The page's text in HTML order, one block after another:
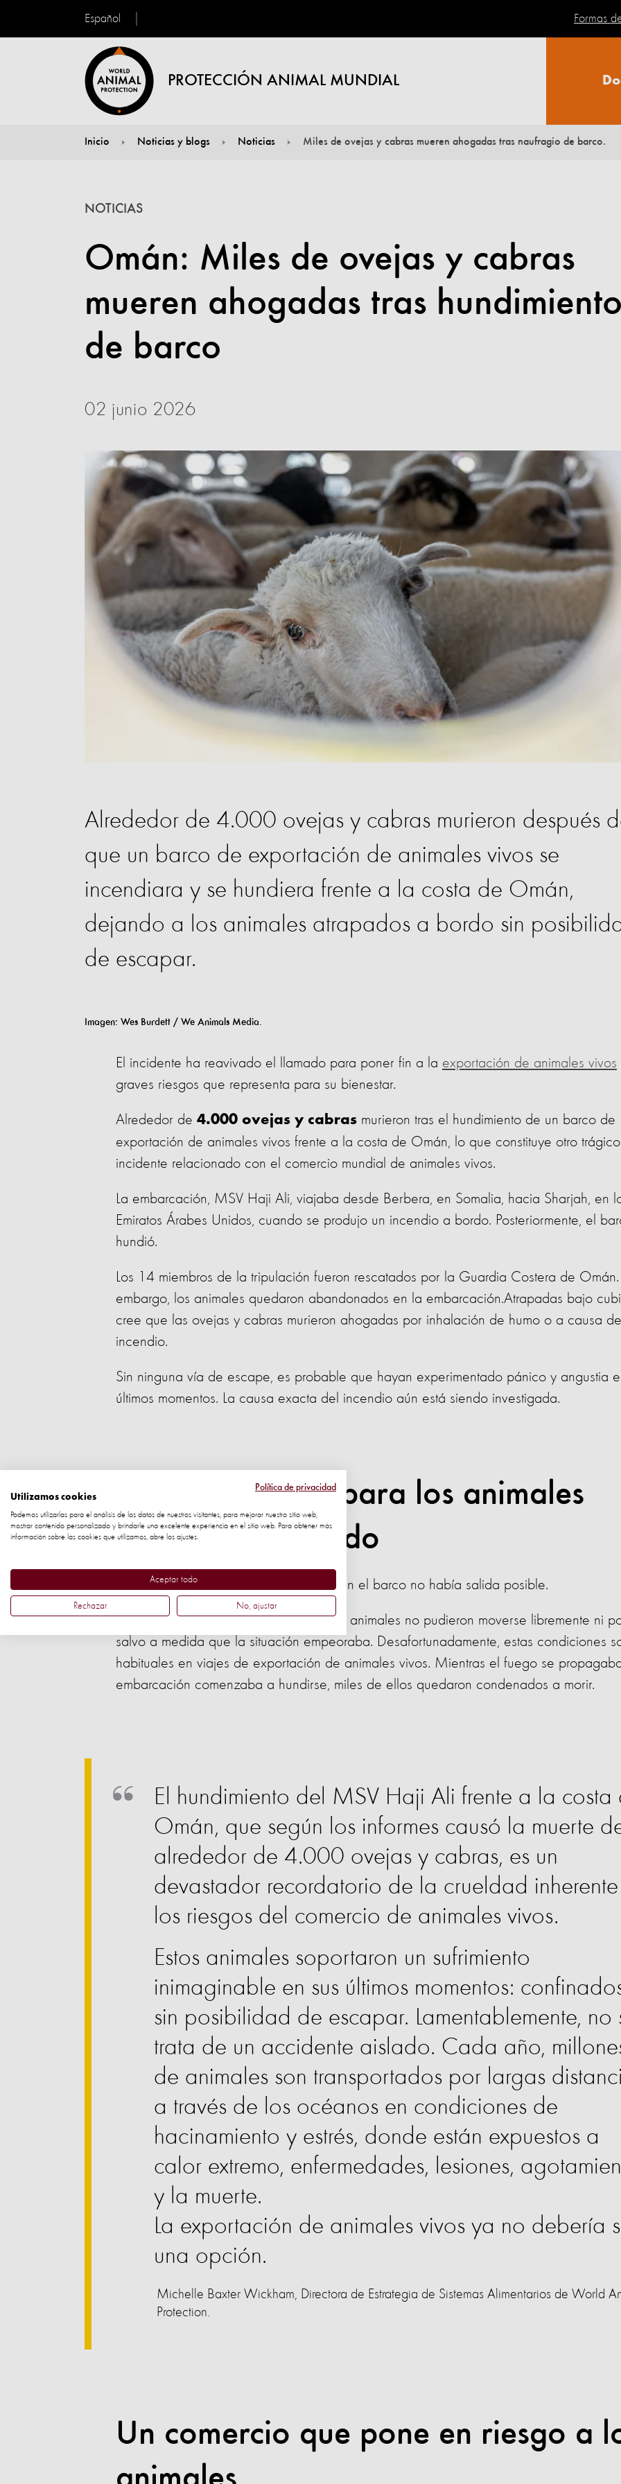
Español
PROTECCIÓN ANIMAL MUNDIAL
Formas
Inicio Noticias y blogs Noticias Miles de ovejas y cabras mueren ahogadas tras naufragio de barco.
Omán: Miles de ovejas y cabras
mueren ahogadas tras hundimiento
de barco
NOTICIAS
02 junio 2026
Alrededor de 4.000 ovejas y cabras murieron después
que un barco de exportación de animales vivos se
incendiara y se hundiera frente a la costa de Omán,
dejando a los animales atrapados a bordo sin
de escapar.
Imagen: Wes Burdett / We Animals Media.
El incidente ha reavivado el llamado para poner fin a la exportación de animales vivos
graves riesgos que representa para su bienestar.
Alrededor de 4.000 ovejas y cabrasmurieron tras el hundimiento de un barco de
exportación de animales vivos frente a la costa de Omán, lo que constituye otro trágico
incidente relacionado con el comercio mundial de animales vivos.
La embarcación, MSV Haji Ali, viajaba desde Berbera, en Somalia, hacia Sharjah, en
Emiratos Árabes Unidos, cuando se produjo un incendio a bordo. Posteriormente, el
hundió.
Los 14 miembros de la tripulación fueron rescatados por la Guardia Costera de Omán.
embargo, los animales quedaron abandonados en la embarcación.Atrapadas bajo
cree que las ovejas y cabras murieron ahogadas por inhalación de humo o a causa
incendio.
Sin ninguna vía de escape, es probable que hayan experimentado pánico y angustia
últimos momentos. La causa exacta del incendio aún está siendo investigada.
Un final terrible para los animales
atrapados a bordo
Para los animales que se encontraban en el barco no había salida posible.
Al estar confinados en hacinamiento los animales no pudieron moverse libremente ni
salvo a medida que la situación empeoraba. Desafortunadamente, estas condiciones
habituales en viajes de exportación de animales vivos. Mientras el fuego se
embarcación comenzaba a hundirse, miles de ellos quedaron condenados a morir.
El hundimiento del MSV Haji Ali frente a la costa
Omán, que según los informes causó la muerte
alrededor de 4.000 ovejas y cabras, es un
devastador recordatorio de la crueldad
los riesgos del comercio de animales vivos.
Estos animales soportaron un sufrimiento
inimaginable en sus últimos momentos:
sin posibilidad de escapar. Lamentablemente, no
trata de un accidente aislado. Cada año,
de animales son transportados por largas
a través de los océanos en condiciones de
hacinamiento y estrés, donde están expuestos a
calor extremo, enfermedades, lesiones,
y la muerte.
La exportación de animales vivos ya no debería
una opción.
Michelle Baxter Wickham, Directora de Estrategia de Sistemas Alimentarios de World
Protection.
Un comercio que pone en riesgo a
Política de privacidad
Utilizamos cookies
Podemos utilizarlas para el análisis de los datos de nuestros visitantes, para mejorar nuestro sitio web,
mostrar contenido personalizado y brindarle una excelente experiencia en el sitio web. Para obtener más
información sobre las cookies que utilizamos, abre los ajustes.
Aceptar todo
Rechazar No, ajustar